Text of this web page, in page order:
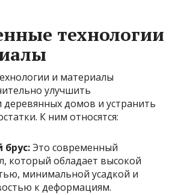
технологии
и материалы
улучшить
деревянных домов и устранить
К ним относятся:
брус:Это современный
который обладает высокой
минимальной усадкой и
к деформациям.